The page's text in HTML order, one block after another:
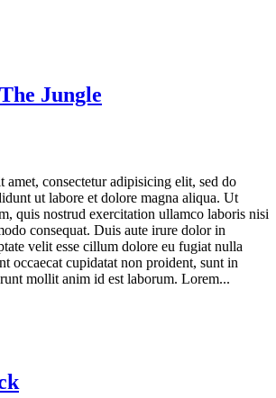
Jungle
consectetur adipisicing elit, sed do
ut labore et dolore magna aliqua. Ut
quis nostrud exercitation ullamco laboris nisi
consequat. Duis aute irure dolor in
velit esse cillum dolore eu fugiat nulla
occaecat cupidatat non proident, sunt in
mollit anim id est laborum. Lorem...